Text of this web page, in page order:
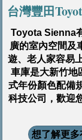
台灣豐田
Toyota Sienna
廣的室內空間及
遊、老人家容易
車庫是大新竹地
式年份顏色配備
科技公司，歡迎
想了解更